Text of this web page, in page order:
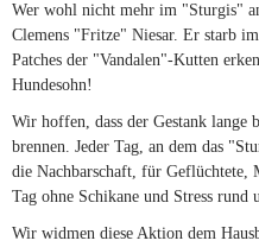
Wer wohl nicht mehr im "Sturgis"
Clemens "Fritze" Niesar. Er starb
Patches der "Vandalen"-Kutten
Hundesohn!
Wir hoffen, dass der Gestank
brennen. Jeder Tag, an dem das
die Nachbarschaft, für Geflüchtete,
Tag ohne Schikane und Stress rund
Wir widmen diese Aktion dem